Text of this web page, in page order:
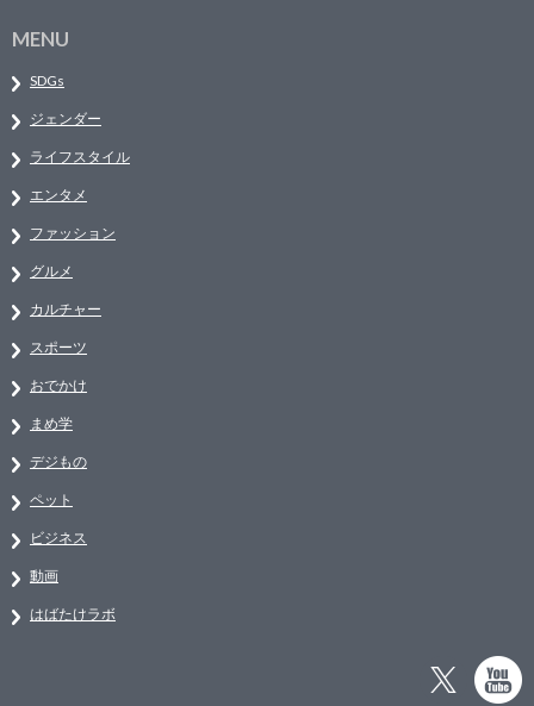
MENU
SDGs
ジェンダー
ライフスタイル
エンタメ
ファッション
グルメ
カルチャー
スポーツ
おでかけ
まめ学
デジもの
ペット
ビジネス
動画
はばたけラボ